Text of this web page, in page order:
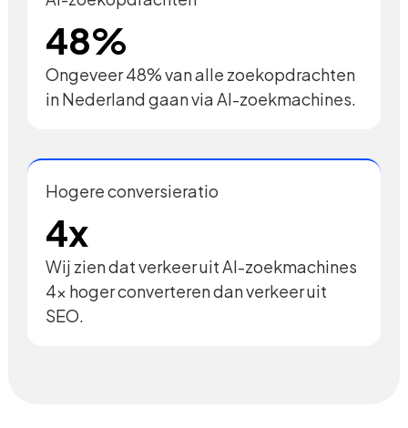
48%
Ongeveer 48% van alle zoekopdrachten
in Nederland gaan via AI-zoekmachines.
Hogere conversieratio
4x
Wij zien dat verkeer uit AI-zoekmachines
4x hoger converteren dan verkeer uit
SEO.